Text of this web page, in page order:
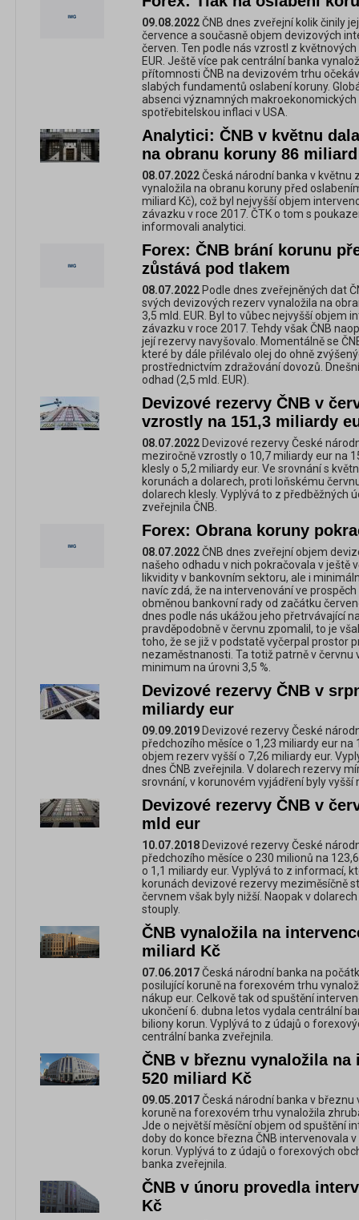
09.08.2022ČNB dnes zveřejní kolik činily
července a současně objem devizových
červen. Ten podle nás vzrostl z květnových
EUR. Ještě více pak centrální banka
přítomnosti ČNB na devizovém trhu
slabých fundamentů oslabení koruny.
absenci významných
spotřebitelskou inflaci v USA.
Analytici: ČNB v květnu
na obranu koruny 86
08.07.2022Česká národní banka v květnu
vynaložila na obranu koruny před
miliard Kč), což byl nejvyšší objem
závazku v roce 2017. ČTK o tom s
informovali analytici.
Forex: ČNB brání korunu
zůstává pod tlakem
08.07.2022 Podle dnes zveřejněných dat
svých devizových rezerv vynaložila na
3,5 mld. EUR. Byl to vůbec nejvyšší objem
závazku v roce 2017. Tehdy však ČNB
její rezervy navyšovalo. Momentálně se
které by dále přilévalo olej do ohně
prostřednictvím zdražování dovozů.
odhad (2,5 mld. EUR).
Devizové rezervy ČNB v
vzrostly na 151,3 miliardy
08.07.2022 Devizové rezervy České
meziročně vzrostly o 10,7 miliardy eur na
klesly o 5,2 miliardy eur. Ve srovnání s
korunách a dolarech, proti loňskému
dolarech klesly. Vyplývá to z předběžných
zveřejnila ČNB.
Forex: Obrana koruny
08.07.2022ČNB dnes zveřejní objem
našeho odhadu v nich pokračovala v ještě
likvidity v bankovním sektoru, ale i
navíc zdá, že na intervenování ve
obměnou bankovní rady od začátku
dnes podle nás ukážou jeho přetrvávající
pravděpodobně v červnu zpomalil, to je
toho, že se již v podstatě vyčerpal prostor
nezaměstnanosti. Ta totiž patrně v červnu
minimum na úrovni 3,5 %.
Devizové rezervy ČNB v
miliardy eur
09.09.2019 Devizové rezervy České
předchozího měsíce o 1,23 miliardy eur na
objem rezerv vyšší o 7,26 miliardy eur.
dnes ČNB zveřejnila. V dolarech rezervy
srovnání, v korunovém vyjádření byly
Devizové rezervy ČNB v
mld eur
10.07.2018 Devizové rezervy České
předchozího měsíce o 230 milionů na
o 1,1 miliardy eur. Vyplývá to z informací,
korunách devizové rezervy meziměsíčně
červnem však byly nižší. Naopak v
stouply.
ČNB vynaložila na
miliard Kč
07.06.2017Česká národní banka na
posilující koruně na forexovém trhu
nákup eur. Celkově tak od spuštění
ukončení 6. dubna letos vydala centrální
biliony korun. Vyplývá to z údajů o
centrální banka zveřejnila.
ČNB v březnu vynaložila
520 miliard Kč
09.05.2017Česká národní banka v
koruně na forexovém trhu vynaložila
Jde o největší měsíční objem od spuštění
doby do konce března ČNB intervenovala
korun. Vyplývá to z údajů o forexových
banka zveřejnila.
ČNB v únoru provedla
Kč